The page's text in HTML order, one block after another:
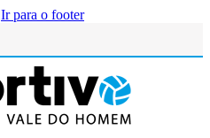
Ir para o footer